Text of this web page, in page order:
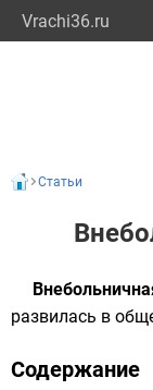
Vrachi36.ru
Статьи
развилась в
Содержание